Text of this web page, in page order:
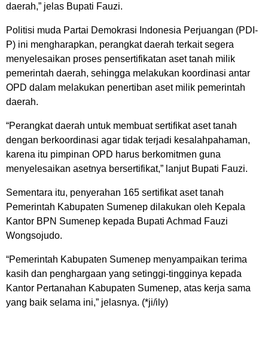
daerah,” jelas Bupati Fauzi.
Politisi muda Partai Demokrasi Indonesia Perjuangan (PDI-
P) ini mengharapkan, perangkat daerah terkait segera
menyelesaikan proses pensertifikatan aset tanah milik
pemerintah daerah, sehingga melakukan koordinasi antar
OPD dalam melakukan penertiban aset milik pemerintah
daerah.
“Perangkat daerah untuk membuat sertifikat aset tanah
dengan berkoordinasi agar tidak terjadi kesalahpahaman,
karena itu pimpinan OPD harus berkomitmen guna
menyelesaikan asetnya bersertifikat,” lanjut Bupati Fauzi.
Sementara itu, penyerahan 165 sertifikat aset tanah
Pemerintah Kabupaten Sumenep dilakukan oleh Kepala
Kantor BPN Sumenep kepada Bupati Achmad Fauzi
Wongsojudo.
“Pemerintah Kabupaten Sumenep menyampaikan terima
kasih dan penghargaan yang setinggi-tingginya kepada
Kantor Pertanahan Kabupaten Sumenep, atas kerja sama
yang baik selama ini,” jelasnya. (*ji/ily)